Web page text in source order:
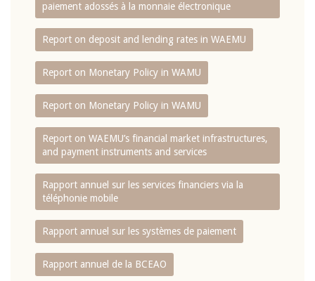
paiement adossés à la monnaie électronique
Report on deposit and lending rates in WAEMU
Report on Monetary Policy in WAMU
Report on Monetary Policy in WAMU
Report on WAEMU’s financial market infrastructures,
and payment instruments and services
Rapport annuel sur les services financiers via la
téléphonie mobile
Rapport annuel sur les systèmes de paiement
Rapport annuel de la BCEAO